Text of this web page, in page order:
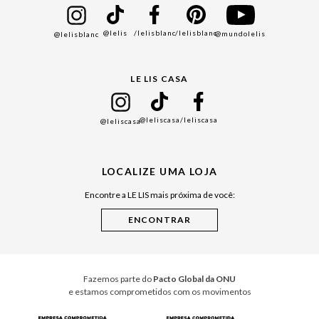
Black Friday
Cuidados Casa
@lelisblanc @lelis /lelisblanc/lelisblanc@mundolelis
LE LIS CASA
@leliscasa@leliscasa/leliscasa
LOCALIZE UMA LOJA
Encontre a LE LIS mais próxima de você:
Fazemos parte do Pacto Global da ONU
e estamos comprometidos com os movimentos